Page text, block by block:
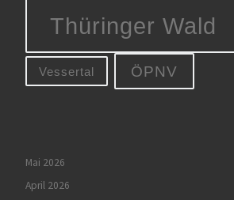
Thüringer Wald
Vessertal ÖPNV
Mai 2026
April 2026